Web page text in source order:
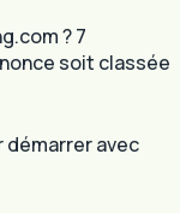
? 7
soit classée
démarrer avec